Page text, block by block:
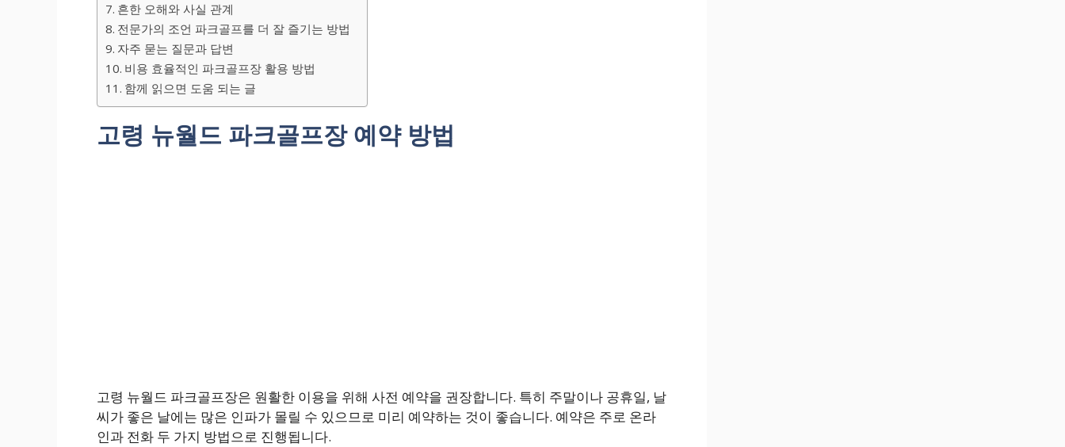
흔한 오해와 사실 관계
전문가의 조언 파크골프를 더 잘 즐기는 방법
자주 묻는 질문과 답변
비용 효율적인 파크골프장 활용 방법
함께 읽으면 도움 되는 글
고령 뉴월드 파크골프장 예약 방법
고령 뉴월드 파크골프장은 원활한 이용을 위해 사전 예약을 권장합니다. 특히 주말이나 공휴일, 날
씨가 좋은 날에는 많은 인파가 몰릴 수 있으므로 미리 예약하는 것이 좋습니다. 예약은 주로 온라
인과 전화 두 가지 방법으로 진행됩니다.